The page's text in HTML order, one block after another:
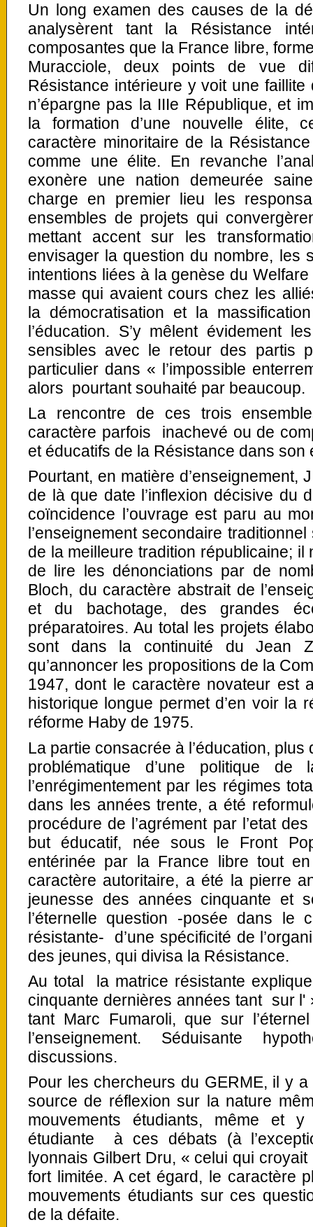
Un long examen des causes de la
analysèrent tant la Résistance
composantes que la France libre,
Muracciole, deux points de vue
Résistance intérieure y voit une
n’épargne pas la IIIe République, et
la formation d’une nouvelle élite,
caractère minoritaire de la
comme une élite. En revanche
exonère une nation demeurée
charge en premier lieu les
ensembles de projets qui
mettant accent sur les
envisager la question du nombre, les
intentions liées à la genèse du
masse qui avaient cours chez les
la démocratisation et la
l’éducation. S’y mêlent évidement
sensibles avec le retour des partis
particulier dans « l’impossible
alors pourtant souhaité par beaucoup.
La rencontre de ces trois
caractère parfois inachevé ou de
et éducatifs de la Résistance dans son
Pourtant, en matière d’enseignement,
de là que date l’inflexion décisive du
coïncidence l’ouvrage est paru au
l’enseignement secondaire
de la meilleure tradition républicaine; il
de lire les dénonciations par de
Bloch, du caractère abstrait de
et du bachotage, des grandes
préparatoires. Au total les projets
sont dans la continuité du Jean
qu’annoncer les propositions de la
1947, dont le caractère novateur est
historique longue permet d’en voir la
réforme Haby de 1975.
La partie consacrée à l’éducation,
problématique d’une politique
l’enrégimentement par les régimes
dans les années trente, a été
procédure de l’agrément par l’etat
but éducatif, née sous le Front
entérinée par la France libre tout
caractère autoritaire, a été la pierre
jeunesse des années cinquante et
l’éternelle question -posée dans le
résistante- d’une spécificité de
des jeunes, qui divisa la Résistance.
Au total la matrice résistante
cinquante dernières années tant sur l'
tant Marc Fumaroli, que sur
l’enseignement. Séduisante
discussions.
Pour les chercheurs du GERME, il y a
source de réflexion sur la nature
mouvements étudiants, même et
étudiante à ces débats (à
lyonnais Gilbert Dru, « celui qui
fort limitée. A cet égard, le caractère
mouvements étudiants sur ces
de la défaite.